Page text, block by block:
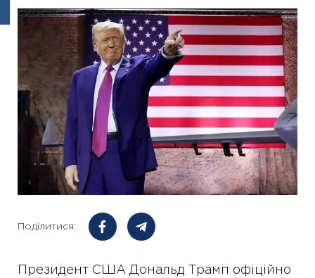
Поділитися:
Президент США Дональд Трамп офіційно